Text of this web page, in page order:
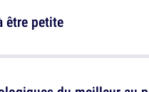
être petite